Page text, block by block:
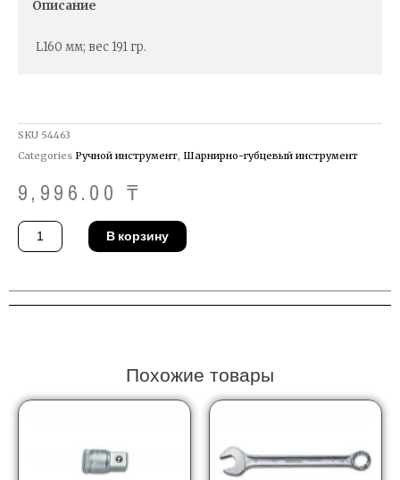
Описание
L160 мм; вес 191 гр.
SKU 54463
Categories Ручной инструмент Шарнирно-губцевый инструмент
9,996.00 ₸
Количество
товара
Пассатижи
JC
В корзину
Похожие товары